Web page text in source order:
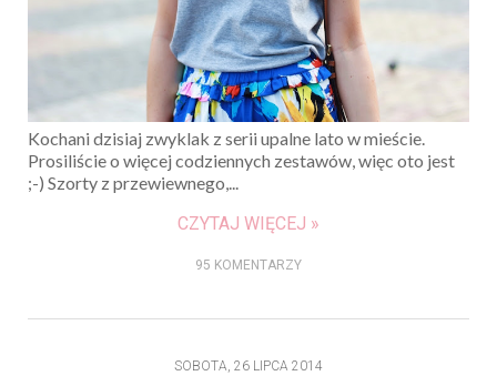
Kochani dzisiaj zwyklak z serii upalne lato w mieście.
Prosiliście o więcej codziennych zestawów, więc oto jest
;-) Szorty z przewiewnego,...
CZYTAJ WIĘCEJ »
95 KOMENTARZY
SOBOTA, 26 LIPCA 2014